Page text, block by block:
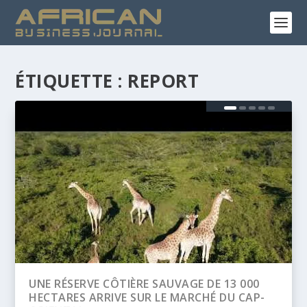
ÉTIQUETTE : REPORT
CAP-
BANQUE AFRICAINE DE DÉVELOPPEMENT
(BAD) – ASSEMBLÉE ANNUELLES 2026 :